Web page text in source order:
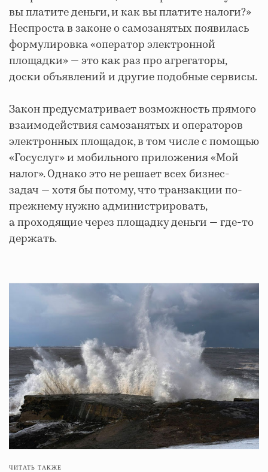
вы платите деньги, и как вы платите налоги?»
Неспроста в законе о самозанятых появилась
формулировка «оператор электронной
площадки» — это как раз про агрегаторы,
доски объявлений и другие подобные сервисы.
Закон предусматривает возможность прямого
взаимодействия самозанятых и операторов
электронных площадок, в том числе с помощью
«Госуслуг» и мобильного приложения «Мой
налог». Однако это не решает всех бизнес-
задач — хотя бы потому, что транзакции по-
прежнему нужно администрировать,
а проходящие через площадку деньги — где-то
держать.
ЧИТАТЬ ТАКЖЕ